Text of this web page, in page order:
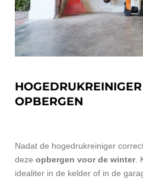
OPBERGEN
Nadat de hogedrukreiniger
deze opbergen voor de winter.
idealiter in de kelder of in de